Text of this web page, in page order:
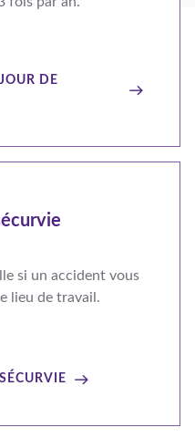
DE
si un accident vous
lieu de travail.